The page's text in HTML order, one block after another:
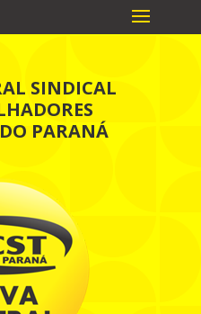
SINDICAL
PARANÁ